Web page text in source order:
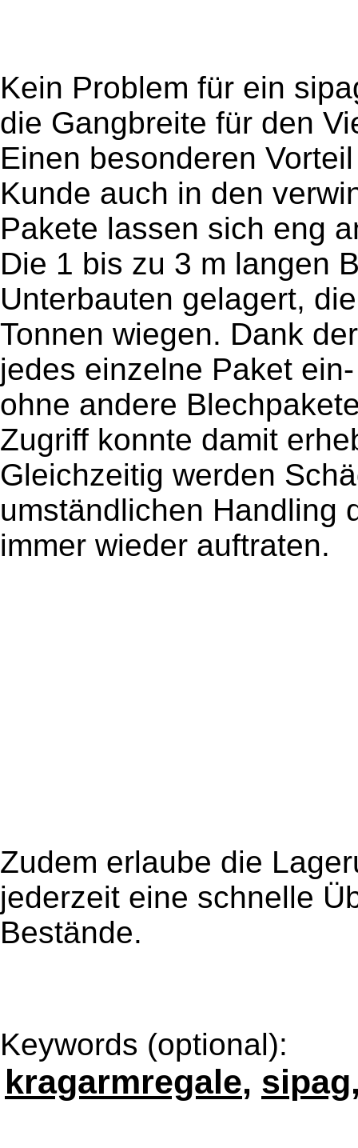
Kein Problem für ein
die Gangbreite für den
Einen besonderen
Kunde auch in den
Pakete lassen sich eng
Die 1 bis zu 3 m langen
Unterbauten gelagert,
Tonnen wiegen. Dank
jedes einzelne Paket
ohne andere
Zugriff konnte damit
Gleichzeitig werden
umständlichen Handling
immer wieder auftraten.
Zudem erlaube die
jederzeit eine schnelle
Bestände.
Keywords (optional):
kragarmregale, sipag